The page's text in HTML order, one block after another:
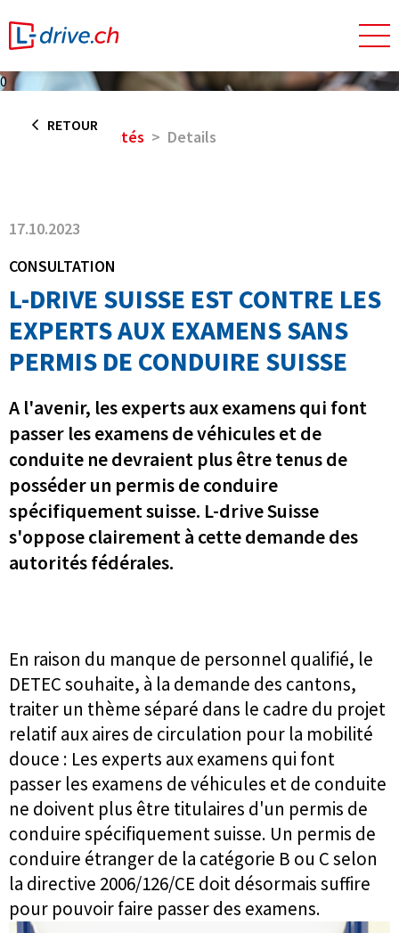
RETOUR
0
Home Actualités Details
17.10.2023
CONSULTATION
L-DRIVE SUISSE EST CONTRE LES
EXPERTS AUX EXAMENS SANS
PERMIS DE CONDUIRE SUISSE
A l'avenir, les experts aux examens qui font
passer les examens de véhicules et de
conduite ne devraient plus être tenus de
posséder un permis de conduire
spécifiquement suisse. L-drive Suisse
s'oppose clairement à cette demande des
autorités fédérales.
En raison du manque de personnel qualifié, le
DETEC souhaite, à la demande des cantons,
traiter un thème séparé dans le cadre du projet
relatif aux aires de circulation pour la mobilité
douce : Les experts aux examens qui font
passer les examens de véhicules et de conduite
ne doivent plus être titulaires d'un permis de
conduire spécifiquement suisse. Un permis de
conduire étranger de la catégorie B ou C selon
la directive 2006/126/CE doit désormais suffire
pour pouvoir faire passer des examens.